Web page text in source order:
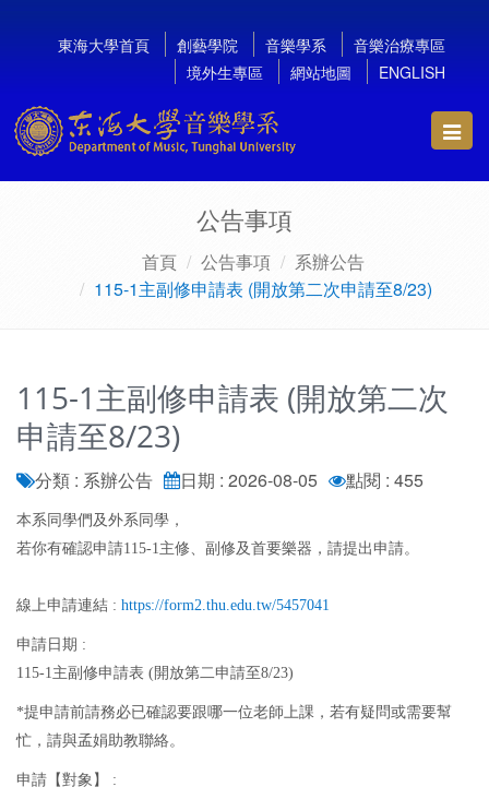
東海大學首頁 創藝學院 音樂學系
音樂治療專區
境外生專區
網站地圖 ENGLISH
公告事項
首頁 公告事項
系辦公告
115-1主副修申請表 (開放第二次申請至8/23)
115-1主副修申請表 (開放第二次
申請至8/23)
分類 : 系辦公告 日期 : 2026-08-05 點閱 : 455
本系同學們及外系同學，
若你有確認申請115-1主修、副修及首要樂器，請提出申請。
線上申請連結 : https://form2.thu.edu.tw/5457041
申請日期 :
115-1主副修申請表 (開放第二申請至8/23)
*提申請前請務必已確認要跟哪一位老師上課，若有疑問或需要幫
忙，請與孟娟助教聯絡。
申請【對象】 :